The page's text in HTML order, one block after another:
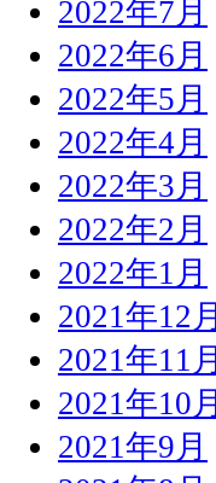
2022年7月
2022年6月
2022年5月
2022年4月
2022年3月
2022年2月
2022年1月
2021年12月
2021年11月
2021年10月
2021年9月